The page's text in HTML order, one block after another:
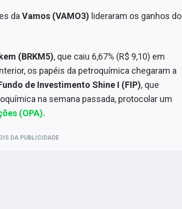
daVamos (VAMO3) lideraram os ganhos do
(BRKM5), que caiu 6,67% (R$ 9,10) em
os papéis da petroquímica chegaram a
de Investimento Shine I (FIP), que
na semana passada, protocolar um
(OPA).
DA PUBLICIDADE